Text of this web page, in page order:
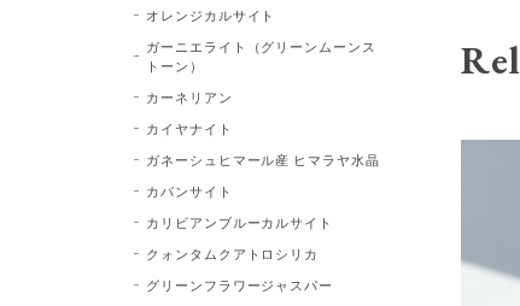
オレンジカルサイト
ガーニエライト（グリーンムーンス
トーン）
カーネリアン
カイヤナイト
ガネーシュヒマール産 ヒマラヤ水晶
カバンサイト
カリビアンブルーカルサイト
クォンタムクアトロシリカ
グリーンフラワージャスパー